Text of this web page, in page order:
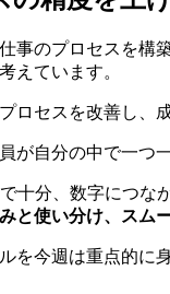
事のプロセスを構
えています。
ロセスを改善し、
が自分の中で一つ
で十分、数字につ
と使い分け、スム
を今週は重点的に